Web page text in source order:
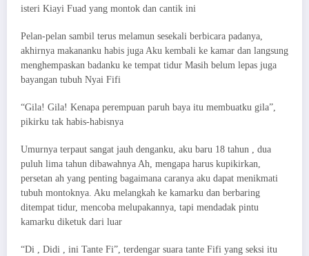
isteri Kiayi Fuad yang montok dan cantik ini
Pelan-pelan sambil terus melamun sesekali berbicara padanya,
akhirnya makananku habis juga Aku kembali ke kamar dan langsung
menghempaskan badanku ke tempat tidur Masih belum lepas juga
bayangan tubuh Nyai Fifi
“Gila! Gila! Kenapa perempuan paruh baya itu membuatku gila”,
pikirku tak habis-habisnya
Umurnya terpaut sangat jauh denganku, aku baru 18 tahun , dua
puluh lima tahun dibawahnya Ah, mengapa harus kupikirkan,
persetan ah yang penting bagaimana caranya aku dapat menikmati
tubuh montoknya. Aku melangkah ke kamarku dan berbaring
ditempat tidur, mencoba melupakannya, tapi mendadak pintu
kamarku diketuk dari luar
“Di , Didi , ini Tante Fi”, terdengar suara tante Fifi yang seksi itu